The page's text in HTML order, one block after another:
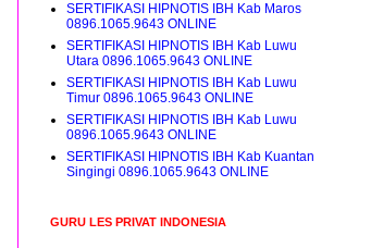
SERTIFIKASI HIPNOTIS IBH Kab Maros
0896.1065.9643 ONLINE
SERTIFIKASI HIPNOTIS IBH Kab Luwu
Utara 0896.1065.9643 ONLINE
SERTIFIKASI HIPNOTIS IBH Kab Luwu
Timur 0896.1065.9643 ONLINE
SERTIFIKASI HIPNOTIS IBH Kab Luwu
0896.1065.9643 ONLINE
SERTIFIKASI HIPNOTIS IBH Kab Kuantan
Singingi 0896.1065.9643 ONLINE
GURU LES PRIVAT INDONESIA